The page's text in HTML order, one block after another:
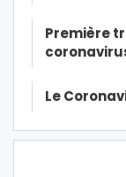
Première
Le